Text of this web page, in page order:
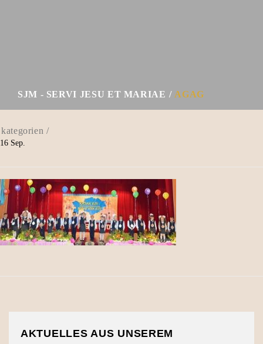
SJM - SERVI JESU ET MARIAE AGAG
16 Sep.
AKTUELLES AUS UNSEREM